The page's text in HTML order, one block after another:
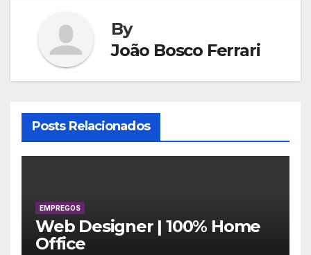
By
João Bosco Ferrari
Posts Relacionados
EMPREGOS
Web Designer | 100% Home
Office